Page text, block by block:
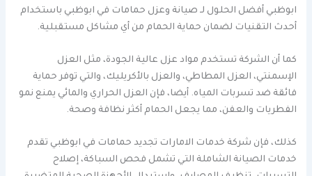
ابوظبي أفضل الحلول لـ صيانة وعزل حمامات في ابوظبي باستخدام
أحدث التقنيات لضمان حماية الحمام من أي مشاكل مستقبلية.
كما أن الشركة تستخدم مواد عزل عالية الجودة، مثل العزل
الإسمنتي، العزل المطاطي، والعزل بالأكريليك، والتي توفر حماية
فائقة ضد تسربات المياه. أيضا، فإن العزل الحراري والمائي يمنع نمو
الفطريات والعفن، مما يجعل الحمام أكثر نظافة وصحة.
كذلك، فإن شركة خدمات الامارات تجديد حمامات في ابوظبي تقدم
خدمات الصيانة الشاملة التي تشمل فحص السباكة، إصلاح